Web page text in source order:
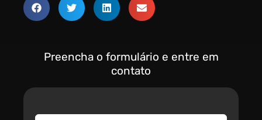
Preencha o formulário e entre em
contato